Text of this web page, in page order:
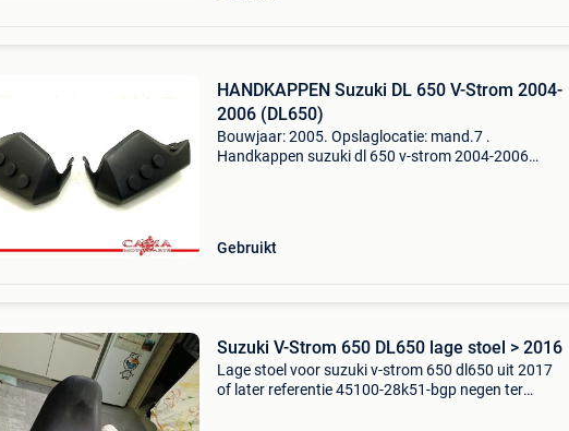
HANDKAPPEN Suzuki DL 650 V-Strom 2004-
2006 (DL650)
Bouwjaar: 2005. Opslaglocatie: mand.7 .
Handkappen suzuki dl 650 v-strom 2004-2006
Gebruikt
Suzuki V-Strom 650 DL650 lage stoel > 2016
Lage stoel voor suzuki v-strom 650 dl650 uit 2017
of later referentie 45100-28k51-bgp negen ter